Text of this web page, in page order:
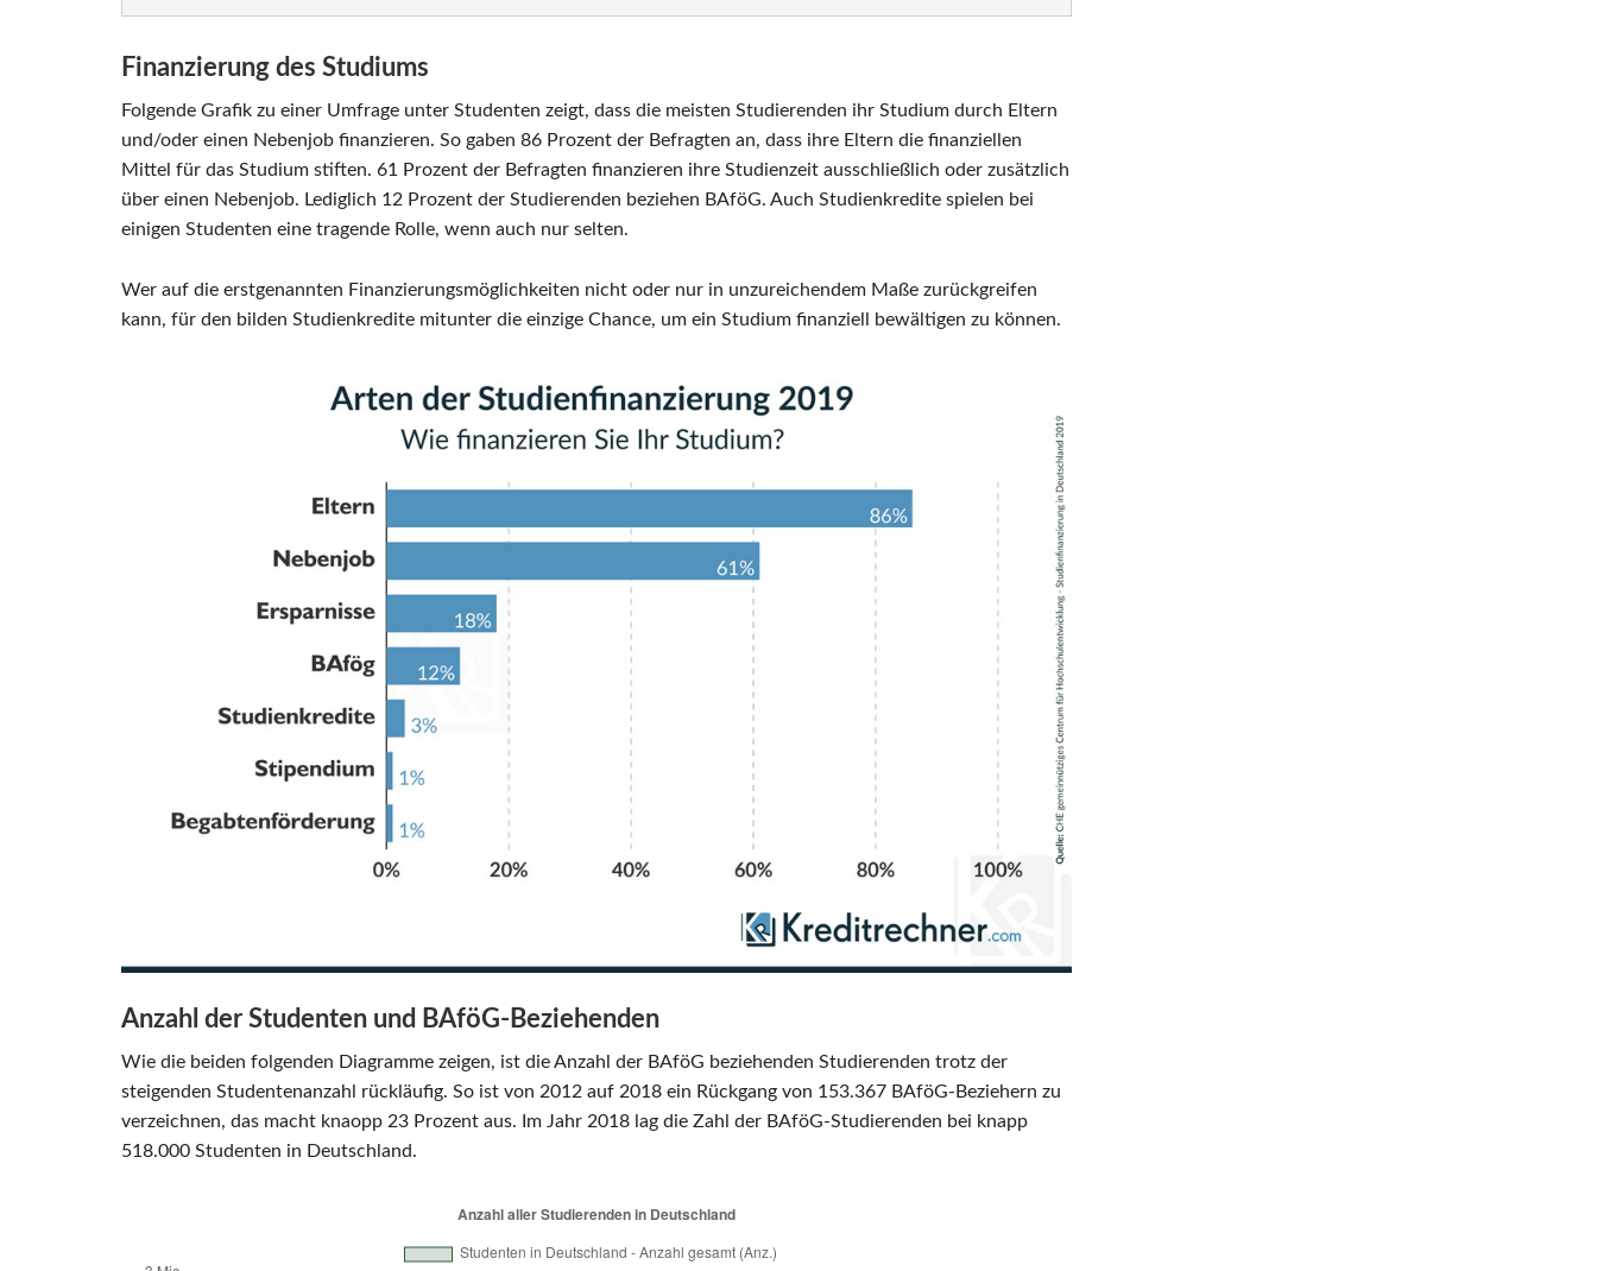
Finanzierung des Studiums
Folgende Grafik zu einer Umfrage unter Studenten zeigt, dass die meisten Studierenden ihr Studium durch Eltern
und/oder einen Nebenjob finanzieren. So gaben 86 Prozent der Befragten an, dass ihre Eltern die finanziellen
Mittel für das Studium stiften. 61 Prozent der Befragten finanzieren ihre Studienzeit ausschließlich oder zusätzlich
über einen Nebenjob. Lediglich 12 Prozent der Studierenden beziehen BAföG. Auch Studienkredite spielen bei
einigen Studenten eine tragende Rolle, wenn auch nur selten.
Wer auf die erstgenannten Finanzierungsmöglichkeiten nicht oder nur in unzureichendem Maße zurückgreifen
kann, für den bilden Studienkredite mitunter die einzige Chance, um ein Studium finanziell bewältigen zu können.
Anzahl der Studenten und BAföG-Beziehenden
Wie die beiden folgenden Diagramme zeigen, ist die Anzahl der BAföG beziehenden Studierenden trotz der
steigenden Studentenanzahl rückläufig. So ist von 2012 auf 2018 ein Rückgang von 153.367 BAföG-Beziehern zu
verzeichnen, das macht knaopp 23 Prozent aus. Im Jahr 2018 lag die Zahl der BAföG-Studierenden bei knapp
518.000 Studenten in Deutschland.